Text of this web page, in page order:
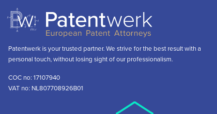
Patentwerk is your trusted partner. We strive for the best result with a
personal touch, without losing sight of our professionalism.
COC no: 17107940
VAT no: NL807708926B01